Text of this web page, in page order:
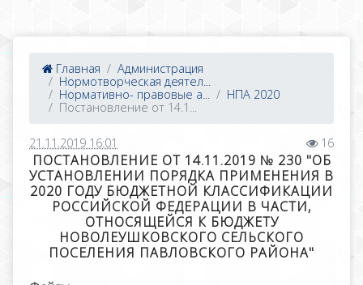
Главная
Администрация
Нормотворческая деятел...
Нормативно- правовые а...
НПА 2020
Постановление от 14.1...
21.11.2019 16:01 16
ПОСТАНОВЛЕНИЕ ОТ 14.11.2019 № 230 "ОБ
УСТАНОВЛЕНИИ ПОРЯДКА ПРИМЕНЕНИЯ В
2020 ГОДУ БЮДЖЕТНОЙ КЛАССИФИКАЦИИ
РОССИЙСКОЙ ФЕДЕРАЦИИ В ЧАСТИ,
ОТНОСЯЩЕЙСЯ К БЮДЖЕТУ
НОВОЛЕУШКОВСКОГО СЕЛЬСКОГО
ПОСЕЛЕНИЯ ПАВЛОВСКОГО РАЙОНА"